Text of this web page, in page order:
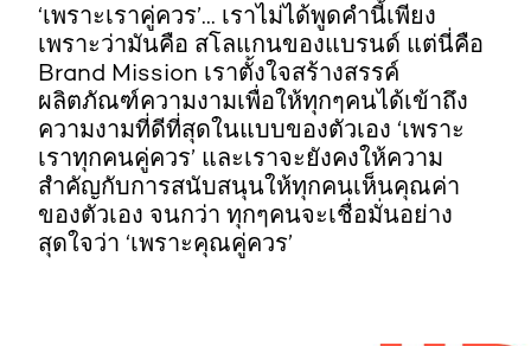
‘เพราะเราคู่ควร’... เราไม่ได้พูดคำนี้เพียง
เพราะว่ามันคือ สโลแกนของแบรนด์ แต่นี่คือ
Brand Mission เราตั้งใจสร้างสรรค์
ผลิตภัณฑ์ความงามเพื่อให้ทุกๆคนได้เข้าถึง
ความงามที่ดีที่สุดในแบบของตัวเอง ‘เพราะ
เราทุกคนคู่ควร’ และเราจะยังคงให้ความ
สำคัญกับการสนับสนุนให้ทุกคนเห็นคุณค่า
ของตัวเอง จนกว่า ทุกๆคนจะเชื่อมั่นอย่าง
สุดใจว่า ‘เพราะคุณคู่ควร’